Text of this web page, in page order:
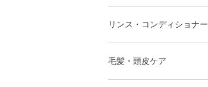
リンス・コンディショナー
毛髪・頭皮ケア